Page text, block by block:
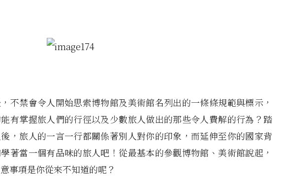
不禁會令人開始思索博物館及美術館名列出的一條條規範與標示，
有掌握旅人們的行徑以及少數旅人做出的那些令人費解的行為？踏
，旅人的一言一行都關係著別人對你的印象，而延伸至你的國家背
著當一個有品味的旅人吧！從最基本的參觀博物館、美術館說起，
事項是你從來不知道的呢？